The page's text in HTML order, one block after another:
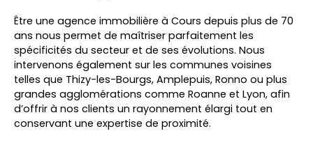
Être une agence immobilière à Cours depuis plus de 70
ans nous permet de maîtriser parfaitement les
spécificités du secteur et de ses évolutions. Nous
intervenons également sur les communes voisines
telles que Thizy-les-Bourgs, Amplepuis, Ronno ou plus
grandes agglomérations comme Roanne et Lyon, afin
d’offrir à nos clients un rayonnement élargi tout en
conservant une expertise de proximité.